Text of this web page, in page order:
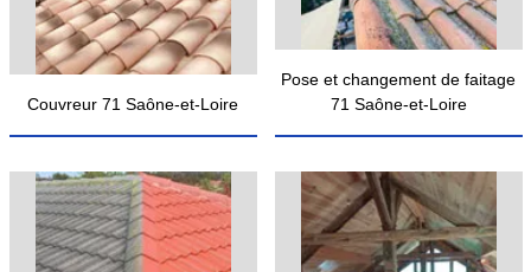
Couvreur 71 Saône-et-Loire
Pose et changement de faitage
71 Saône-et-Loire